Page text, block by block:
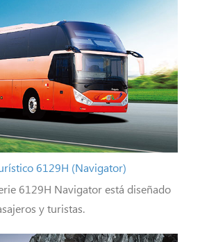
6129H (Navigator)
6129H Navigator está diseñado
y turistas.